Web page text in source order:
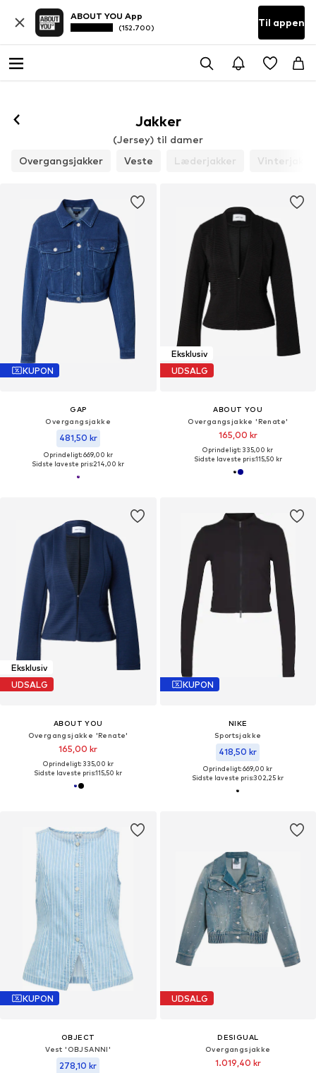
ABOUT YOU App
(152.700) Til appen
Jakker
(Jersey) til damer
Overgangsjakker
Veste Læderjakker
KUPON
GAP
Overgangsjakke
481,50 kr
Oprindeligt: 669,00 kr
Sidste laveste pris:214,00 kr
Eksklusiv
UDSALG
ABOUT YOU
Overgangsjakke 'Renate'
165,00 kr
Oprindeligt: 335,00 kr
Sidste laveste pris:115,50 kr
Eksklusiv
UDSALG
ABOUT YOU
Overgangsjakke 'Renate'
165,00 kr
Oprindeligt: 335,00 kr
Sidste laveste pris:115,50 kr
KUPON
NIKE
Sportsjakke
418,50 kr
Oprindeligt: 669,00 kr
Sidste laveste pris:302,25 kr
KUPON
OBJECT
Vest 'OBJSANNI'
278,10 kr
UDSALG
DESIGUAL
Overgangsjakke
1.019,40 kr